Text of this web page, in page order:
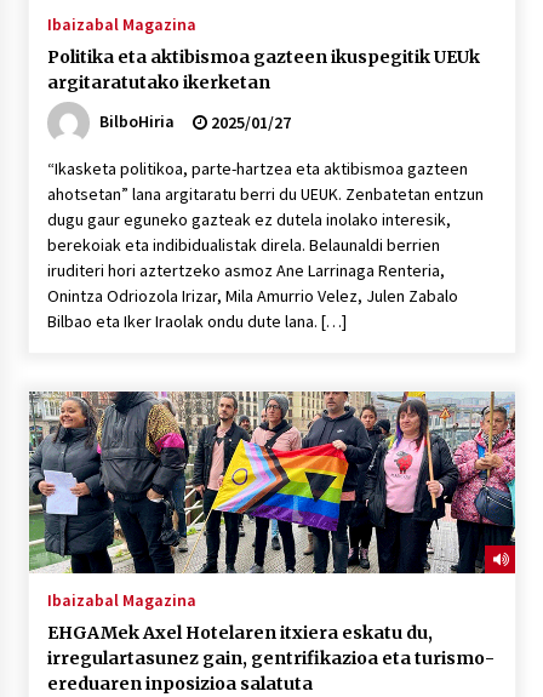
Ibaizabal Magazina
Politika eta aktibismoa gazteen ikuspegitik UEUk
argitaratutako ikerketan
BilboHiria
2025/01/27
“Ikasketa politikoa, parte-hartzea eta aktibismoa gazteen
ahotsetan” lana argitaratu berri du UEUK. Zenbatetan entzun
dugu gaur eguneko gazteak ez dutela inolako interesik,
berekoiak eta indibidualistak direla. Belaunaldi berrien
iruditeri hori aztertzeko asmoz Ane Larrinaga Renteria,
Onintza Odriozola Irizar, Mila Amurrio Velez, Julen Zabalo
Bilbao eta Iker Iraolak ondu dute lana. […]
Ibaizabal Magazina
EHGAMek Axel Hotelaren itxiera eskatu du,
irregulartasunez gain, gentrifikazioa eta turismo-
ereduaren inposizioa salatuta